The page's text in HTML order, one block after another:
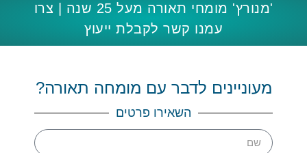
'מנורץ' מומחי תאורה מעל 25 שנה | צרו
עמנו קשר לקבלת ייעוץ
מעוניינים לדבר עם מומחה תאורה?
השאירו פרטים